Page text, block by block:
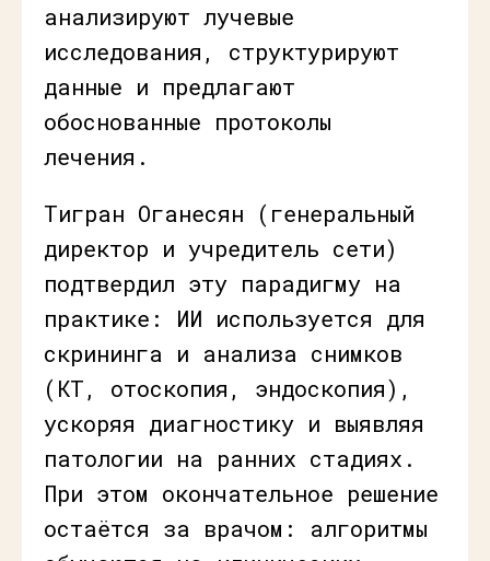
анализируют лучевые
исследования, структурируют
данные и предлагают
обоснованные протоколы
лечения.
Тигран Оганесян (генеральный
директор и учредитель сети)
подтвердил эту парадигму на
практике: ИИ используется для
скрининга и анализа снимков
(КТ, отоскопия, эндоскопия),
ускоряя диагностику и выявляя
патологии на ранних стадиях.
При этом окончательное решение
остаётся за врачом: алгоритмы